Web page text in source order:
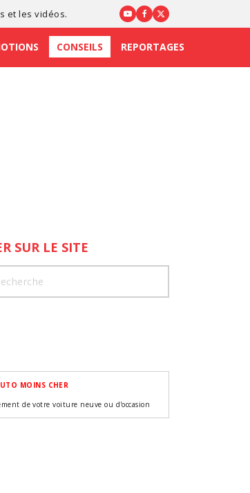
et les vidéos.
CONSEILS REPORTAGES
SUR LE SITE
MOINS CHER
de votre voiture neuve ou d'occasion